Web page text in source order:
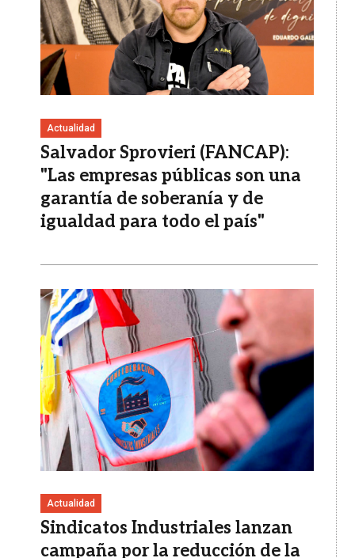
Actualidad
Salvador Sprovieri (FANCAP):
"Las empresas públicas son una
garantía de soberanía y de
igualdad para todo el país"
Imagen
Actualidad
Sindicatos Industriales lanzan
campaña por la reducción de la